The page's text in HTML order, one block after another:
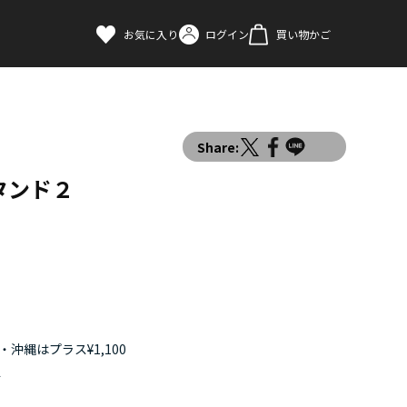
お気に入り ログイン 買い物かご
Share:
ド２
沖縄はプラス¥1,100